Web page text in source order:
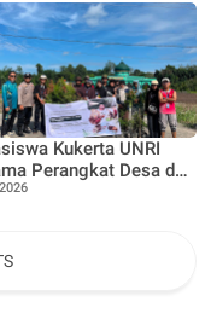
bersama Tim
PKK Pangkalan
Kukerta UNRI
Perangkat Desa dan
buah Jeruk